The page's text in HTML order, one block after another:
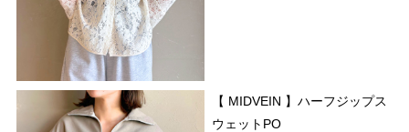
【 MIDVEIN 】ハーフジップス
ウェットPO